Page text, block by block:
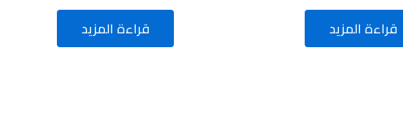
قراءة المزيد
قراءة المزيد